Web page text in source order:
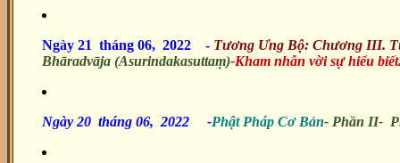
Ngày 21 tháng 06, 2022 - Tương Ưng Bộ: Chương III.
Bhāradvāja (Asurindakasuttaṃ)-Kham nhẫn vời sự hiểu
Ngày 20 tháng 06, 2022 -Phật Pháp Cơ Bản-Phần II-